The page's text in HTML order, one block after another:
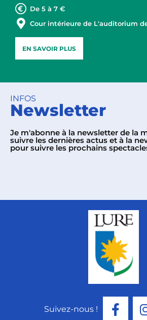
De 5 à 7 €
Cour intérieure de L'auditorium
EN SAVOIR PLUS
INFOS
Newsletter
Je m'abonne à la newsletter de la
suivre les dernières actus et à la
pour suivre les prochains
Suivez-nous !